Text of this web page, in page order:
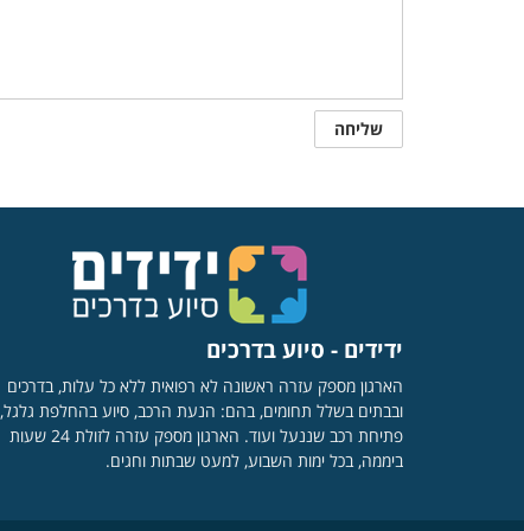
ידידים - סיוע בדרכים
הארגון מספק עזרה ראשונה לא רפואית ללא כל עלות, בדרכים
ובבתים בשלל תחומים, בהם: הנעת הרכב, סיוע בהחלפת גלגל,
פתיחת רכב שננעל ועוד. הארגון מספק עזרה לזולת 24 שעות
ביממה, בכל ימות השבוע, למעט שבתות וחגים.